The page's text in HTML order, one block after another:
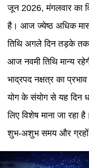
जून 2026, मंगलवार का
है। आज ज्येष्ठ अधिक मास
तिथि अगले दिन तड़के तक
आज नवमी तिथि मान्य
भाद्रपद नक्षत्र का
योग के संयोग से यह दिन
लिए विशेष माना जा
शुभ-अशुभ समय और ग्रहों